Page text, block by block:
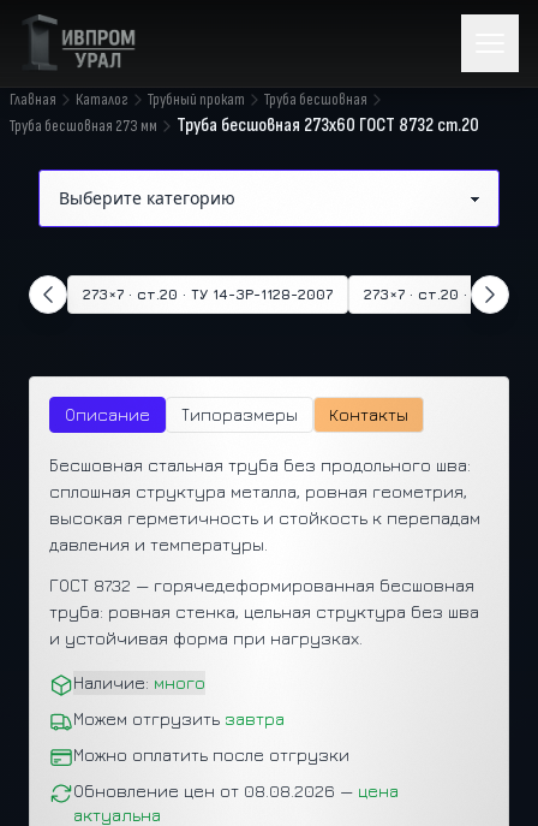
Главная Каталог Трубный прокат
Труба бесшовная
Труба бесшовная 273 мм
Труба бесшовная 273x60 ГОСТ 8732 ст.20
273×7 · ст.20 · ТУ 14-3Р-1128-2007 273×7 · ст.20 · ТУ 14-
Описание Типоразмеры Контакты
Бесшовная стальная труба без продольного шва:
сплошная структура металла, ровная геометрия,
высокая герметичность и стойкость к перепадам
давления и температуры.
ГОСТ 8732 — горячедеформированная бесшовная
труба: ровная стенка, цельная структура без шва
и устойчивая форма при нагрузках.
Наличие: много
Можем отгрузить завтра
Можно оплатить после отгрузки
Обновление цен от 08.08.2026 — цена
актуальна